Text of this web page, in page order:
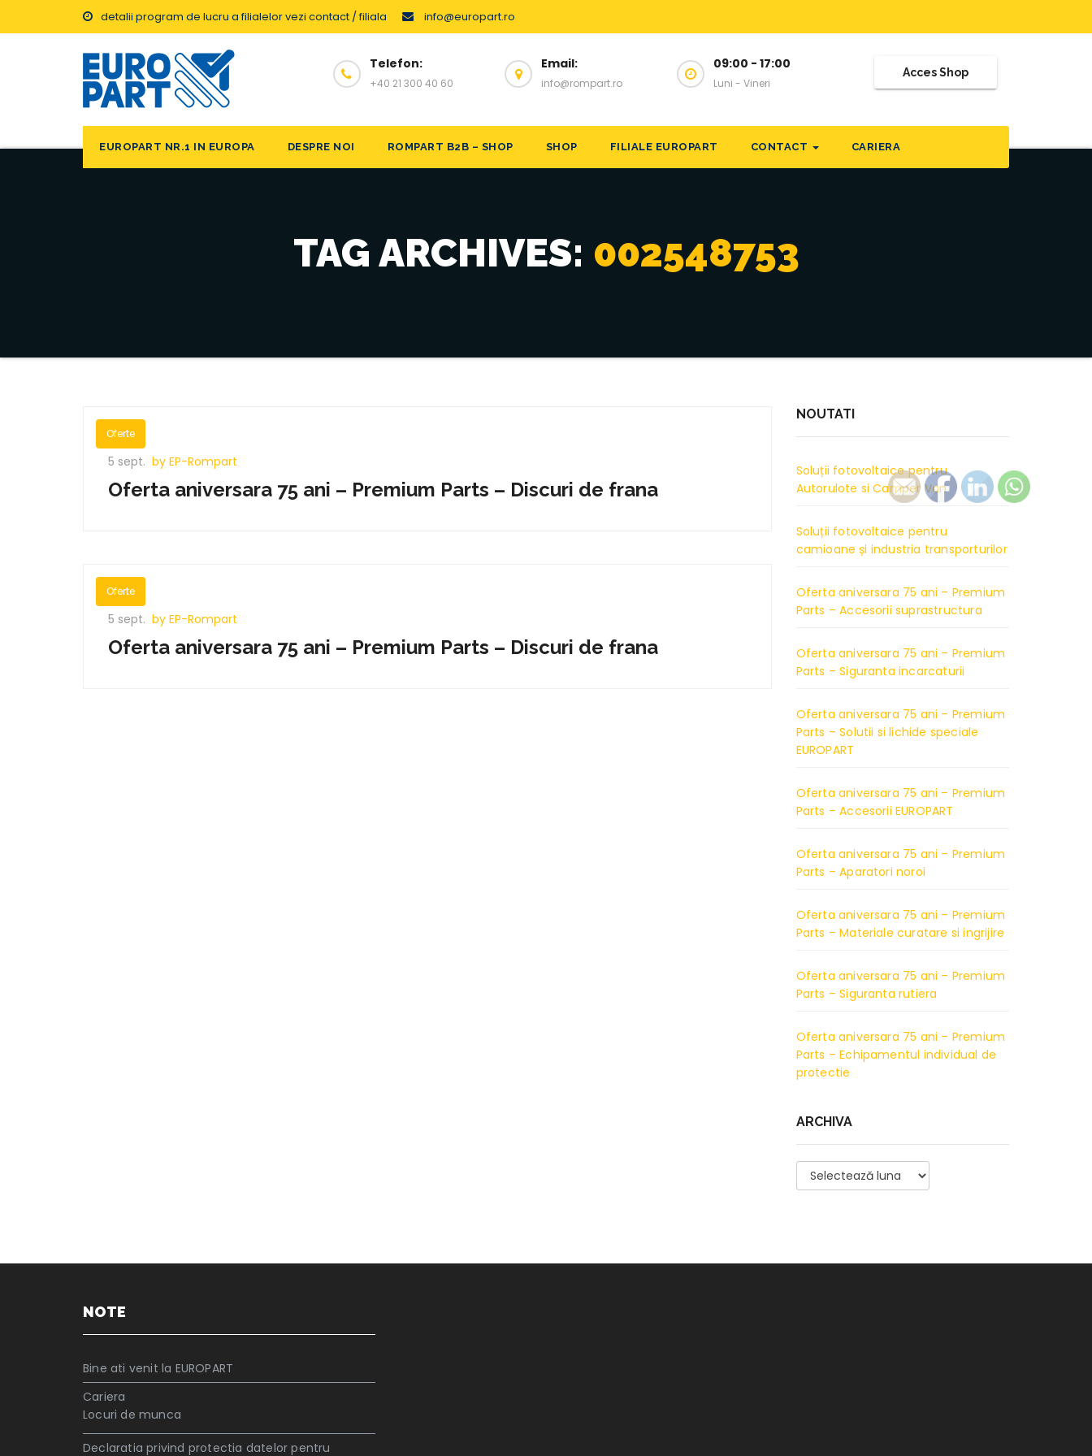
detalii program de lucru a filialelor vezi contact / filiala info@europart.ro
Telefon:
+40 21 300 40 60
Email:
info@rompart.ro
09:00 - 17:00
Luni - Vineri
Acces Shop
EUROPART NR.1 IN EUROPA DESPRE NOI ROMPART B2B – SHOP SHOP FILIALE EUROPART CONTACT CARIERA
TAG ARCHIVES: 002548753
Oferte
5 sept. by EP-Rompart
Oferta aniversara 75 ani – Premium Parts – Discuri de frana
Oferte
5 sept. by EP-Rompart
Oferta aniversara 75 ani – Premium Parts – Discuri de frana
NOUTATI
Soluții fotovoltaice pentru
Autorulote si Camper Van
Soluții fotovoltaice pentru
camioane și industria transporturilor
Oferta aniversara 75 ani – Premium
Parts – Accesorii suprastructura
Oferta aniversara 75 ani – Premium
Parts – Siguranta incarcaturii
Oferta aniversara 75 ani – Premium
Parts – Solutii si lichide speciale
EUROPART
Oferta aniversara 75 ani – Premium
Parts – Accesorii EUROPART
Oferta aniversara 75 ani – Premium
Parts – Aparatori noroi
Oferta aniversara 75 ani – Premium
Parts – Materiale curatare si ingrijire
Oferta aniversara 75 ani – Premium
Parts – Siguranta rutiera
Oferta aniversara 75 ani – Premium
Parts – Echipamentul individual de
protectie
ARCHIVA
Archiva
NOTE
Bine ati venit la EUROPART
Cariera
Locuri de munca
Declaratia privind protectia datelor pentru